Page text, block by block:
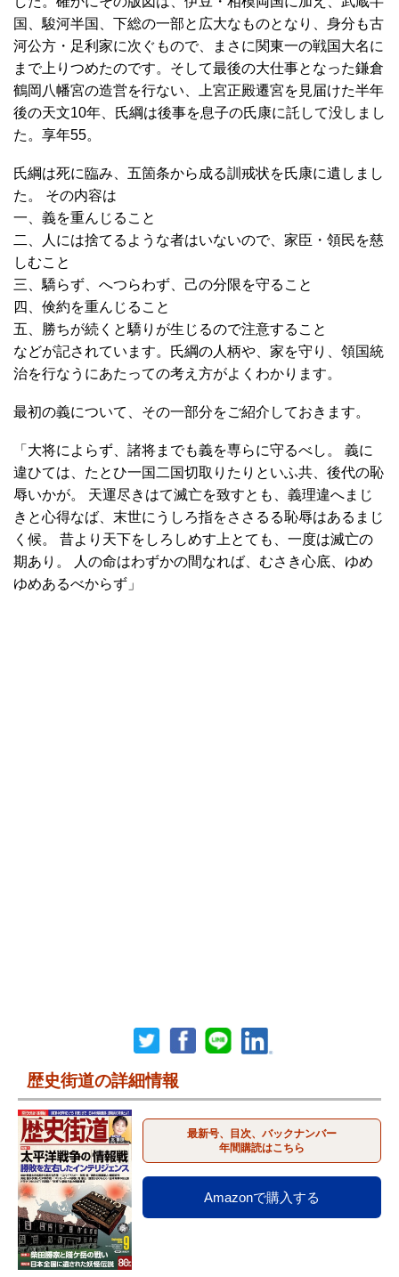
国、駿河半国、下総の一部と広大なものとなり、身分も古
河公方・足利家に次ぐもので、まさに関東一の戦国大名に
まで上りつめたのです。そして最後の大仕事となった鎌倉
鶴岡八幡宮の造営を行ない、上宮正殿遷宮を見届けた半年
後の天文10年、氏綱は後事を息子の氏康に託して没しまし
た。享年55。
氏綱は死に臨み、五箇条から成る訓戒状を氏康に遺しまし
た。 その内容は
一、義を重んじること
二、人には捨てるような者はいないので、家臣・領民を慈
しむこと
三、驕らず、へつらわず、己の分限を守ること
四、倹約を重んじること
五、勝ちが続くと驕りが生じるので注意すること
などが記されています。氏綱の人柄や、家を守り、領国統
治を行なうにあたっての考え方がよくわかります。
最初の義について、その一部分をご紹介しておきます。
「大将によらず、諸将までも義を専らに守るべし。 義に
違ひては、たとひ一国二国切取りたりといふ共、後代の恥
辱いかが。 天運尽きはて滅亡を致すとも、義理違へまじ
きと心得なば、末世にうしろ指をささるる恥辱はあるまじ
く候。 昔より天下をしろしめす上とても、一度は滅亡の
期あり。 人の命はわずかの間なれば、むさき心底、ゆめ
ゆめあるべからず」
歴史街道の詳細情報
最新号、目次、バックナンバー
年間購読はこちら
Amazonで購入する